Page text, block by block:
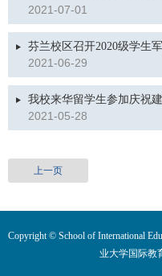
2021-07-01
芬兰校区召开2020级学生
2021-06-29
我校来华留学生参加庆祝
2021-05-28
上一页
Copyright © School of International
业大学国际教